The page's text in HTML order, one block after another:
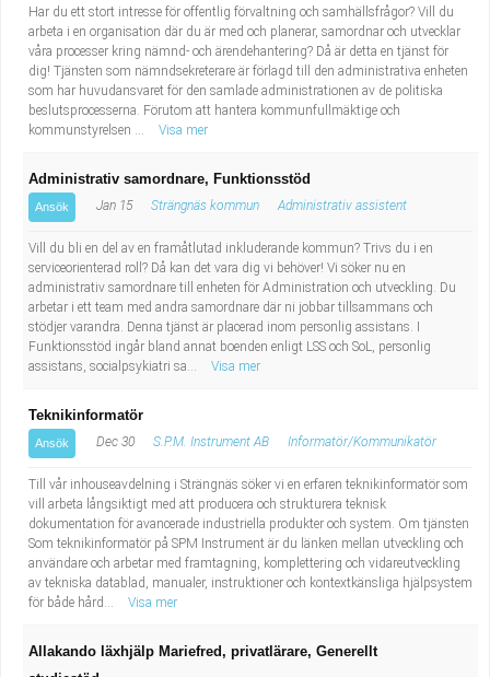
Har du ett stort intresse för offentlig förvaltning och samhällsfrågor? Vill du
arbeta i en organisation där du är med och planerar, samordnar och utvecklar
våra processer kring nämnd- och ärendehantering? Då är detta en tjänst för
dig! Tjänsten som nämndsekreterare är förlagd till den administrativa enheten
som har huvudansvaret för den samlade administrationen av de politiska
beslutsprocesserna. Förutom att hantera kommunfullmäktige och
kommunstyrelsen ...
Visa mer
Administrativ samordnare, Funktionsstöd
Ansök Jan 15 Strängnäs kommun Administrativ assistent
Vill du bli en del av en framåtlutad inkluderande kommun? Trivs du i en
serviceorienterad roll? Då kan det vara dig vi behöver! Vi söker nu en
administrativ samordnare till enheten för Administration och utveckling. Du
arbetar i ett team med andra samordnare där ni jobbar tillsammans och
stödjer varandra. Denna tjänst är placerad inom personlig assistans. I
Funktionsstöd ingår bland annat boenden enligt LSS och SoL, personlig
assistans, socialpsykiatri sa...
Visa mer
Teknikinformatör
Ansök Dec 30 S.P.M. Instrument AB Informatör/Kommunikatör
Till vår inhouseavdelning i Strängnäs söker vi en erfaren teknikinformatör som
vill arbeta långsiktigt med att producera och strukturera teknisk
dokumentation för avancerade industriella produkter och system. Om tjänsten
Som teknikinformatör på SPM Instrument är du länken mellan utveckling och
användare och arbetar med framtagning, komplettering och vidareutveckling
av tekniska datablad, manualer, instruktioner och kontextkänsliga hjälpsystem
för både hård...
Visa mer
Allakando läxhjälp Mariefred, privatlärare, Generellt